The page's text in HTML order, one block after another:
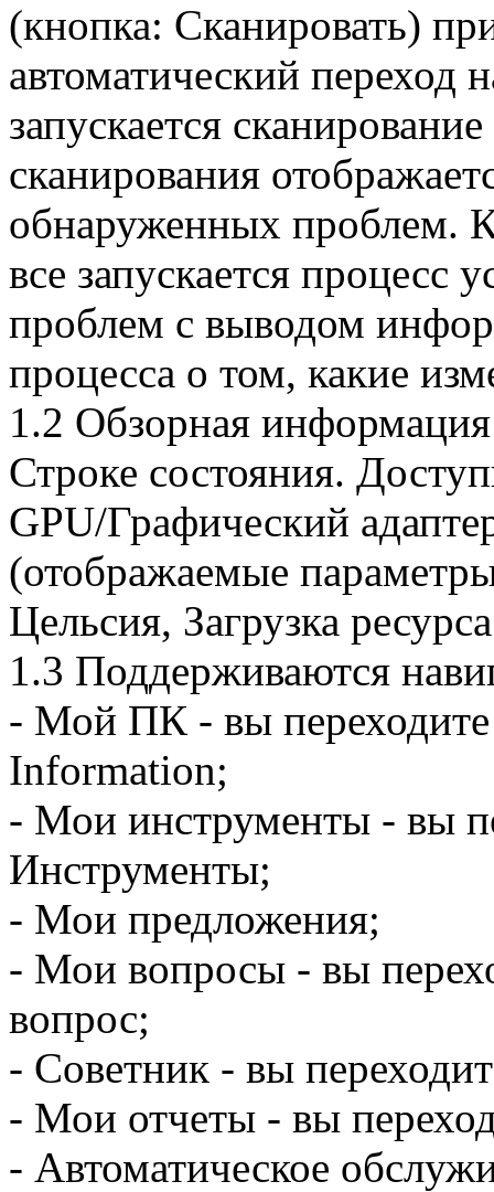
(кнопка: Cканировать)
автоматический переход
запускается
сканирования
обнаруженных проблем.
все запускается процесс
проблем с выводом
процесса о том, какие
1.2 Обзорная
Строке состояния.
GPU/Графический
(отображаемые
Цельсия, Загрузка
1.3 Поддерживаются
- Мой ПК - вы переходите
Information;
- Мои инструменты - вы
Инструменты;
- Мои предложения;
- Мои вопросы - вы
вопрос;
- Советник - вы
- Мои отчеты - вы
- Автоматическое